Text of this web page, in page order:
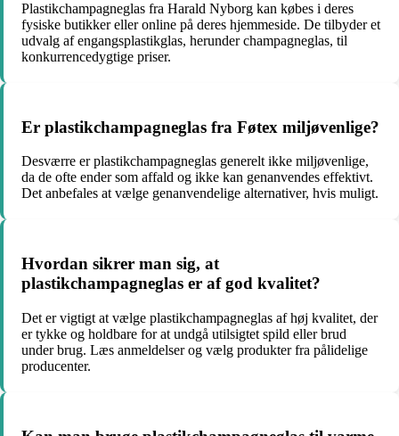
Plastikchampagneglas fra Harald Nyborg kan købes i deres
fysiske butikker eller online på deres hjemmeside. De tilbyder et
udvalg af engangsplastikglas, herunder champagneglas, til
konkurrencedygtige priser.
Er plastikchampagneglas fra Føtex miljøvenlige?
Desværre er plastikchampagneglas generelt ikke miljøvenlige,
da de ofte ender som affald og ikke kan genanvendes effektivt.
Det anbefales at vælge genanvendelige alternativer, hvis muligt.
Hvordan sikrer man sig, at
plastikchampagneglas er af god kvalitet?
Det er vigtigt at vælge plastikchampagneglas af høj kvalitet, der
er tykke og holdbare for at undgå utilsigtet spild eller brud
under brug. Læs anmeldelser og vælg produkter fra pålidelige
producenter.